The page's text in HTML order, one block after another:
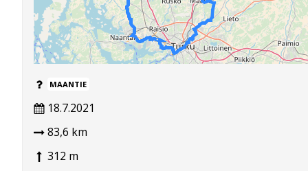
MAANTIE
18.7.2021
83,6 km
312 m